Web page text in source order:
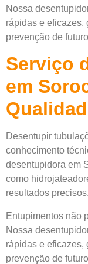
Nossa
rápidas e eficazes,
prevenção de
Serviço
em
Desentupir
conhecimento
desentupidora em
como
resultados precisos.
Entupimentos não
Nossa
rápidas e eficazes,
prevenção de